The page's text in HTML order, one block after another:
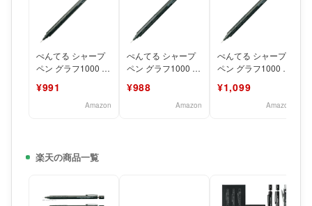
ぺんてる シャープ
ペン グラフ1000 フ
0.5mm
¥991
Amazon
ぺんてる シャープ
ペン グラフ1000 フ
0.7mm
¥988
Amazon
ぺんてる シャープ
ペン グラフ1000 フ
0.4mm 黒
¥1,099
Amazon
楽天の商品一覧